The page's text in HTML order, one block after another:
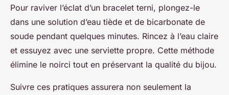
Pour raviver l’éclat d’un bracelet terni, plongez-le
dans une solution d’eau tiède et de bicarbonate de
soude pendant quelques minutes. Rincez à l’eau claire
et essuyez avec une serviette propre. Cette méthode
élimine le noirci tout en préservant la qualité du bijou.
Suivre ces pratiques assurera non seulement la